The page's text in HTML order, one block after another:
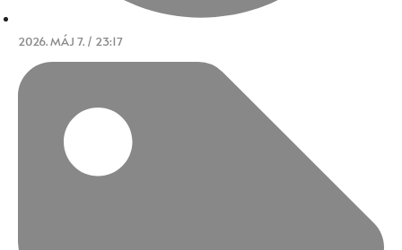
2026. MÁJ 7. / 23:17